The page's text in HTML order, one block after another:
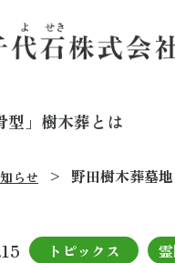
型」樹木葬とは
らせ 野田樹木葬墓
トピックス